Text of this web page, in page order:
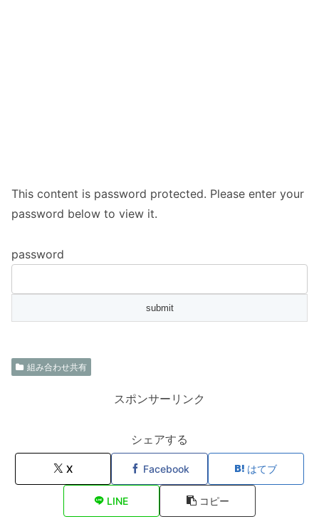
This content is password protected. Please enter your
password below to view it.
password
組み合わせ共有
スポンサーリンク
シェアする
X Facebook はてブ
LINE コピー